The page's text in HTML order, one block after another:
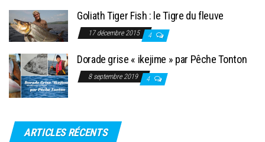
Goliath Tiger Fish : le Tigre du fleuve
17 décembre 2015 4
Dorade grise « ikejime » par Pêche Tonton
8 septembre 2019 4
ARTICLES RÉCENTS